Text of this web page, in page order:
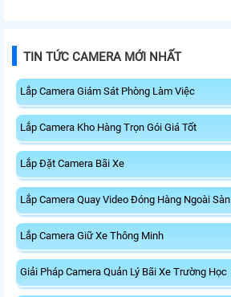
TIN TỨC CAMERA MỚI NHẤT
Lắp Camera Giám Sát Phòng Làm Việc
Lắp Camera Kho Hàng Trọn Gói Giá Tốt
Lắp Đặt Camera Bãi Xe
Lắp Camera Quay Video Đóng Hàng Ngoài Sàn
Lắp Camera Giữ Xe Thông Minh
Giải Pháp Camera Quản Lý Bãi Xe Trường Học